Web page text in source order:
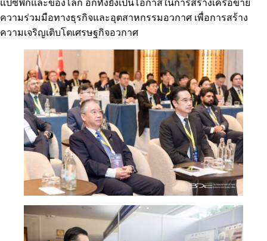
แปซิฟิกและของโลก อีกทั้งยังเป็นโอกาสในการสร้างเครือข่าย
ความร่วมมือทางธุรกิจและอุตสาหกรรมอวกาศ เพื่อการสร้าง
ความเจริญเติบโตเศรษฐกิจอวกาศ